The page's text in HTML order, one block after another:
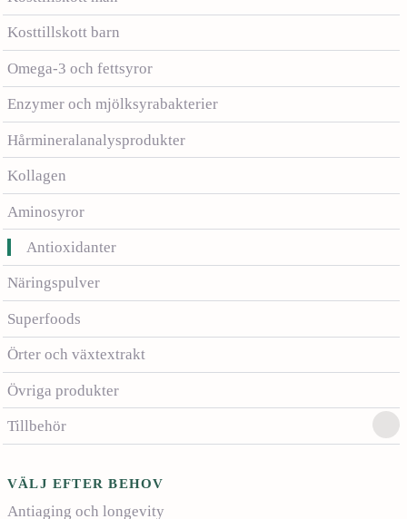
Kosttillskott barn
Omega-3 och fettsyror
Enzymer och mjölksyrabakterier
Hårmineralanalysprodukter
Kollagen
Aminosyror
Antioxidanter
Näringspulver
Superfoods
Örter och växtextrakt
Övriga produkter
Tillbehör
VÄLJ EFTER BEHOV
Antiaging och longevity